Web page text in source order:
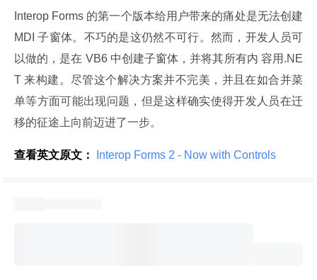
Interop Forms 的第一个版本给用户带来的痛处是无法创建
MDI 子窗体。不巧的是这仍然不可行。然而，开发人员可
以做的，是在 VB6 中创建子窗体，并将其所有内 容用.NE
T 来构建。尽管这个解决方案并不完美，并且在如合并菜
单等方面可能出现问题，但是这样确实使得开发人员在迁
移的征途上向前迈进了一步。
查看英文原文： Interop Forms 2 - Now with Controls